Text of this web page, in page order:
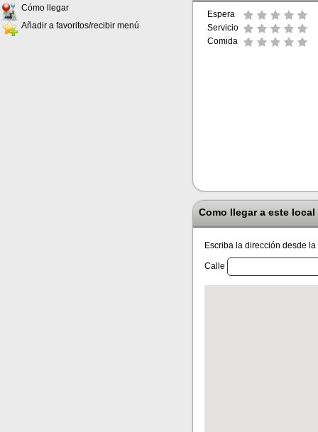
Cómo llegar
Añadir a favoritos/recibir menú
Espera
Servicio
Comida
Como llegar a este local
Escriba la dirección desde
Calle